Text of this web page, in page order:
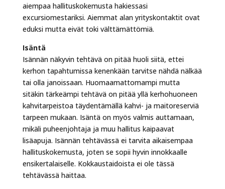
aiempaa hallituskokemusta hakiessasi
excursiomestariksi. Aiemmat alan yrityskontaktit ovat
eduksi mutta eivät toki välttämättömiä.
Isäntä
Isännän näkyvin tehtävä on pitää huoli siitä, ettei
kerhon tapahtumissa kenenkään tarvitse nähdä nälkää
tai olla janoissaan. Huomaamattomampi mutta
sitäkin tärkeämpi tehtävä on pitää yllä kerhohuoneen
kahvitarpeistoa täydentämällä kahvi- ja maitoreserviä
tarpeen mukaan. Isäntä on myös valmis auttamaan,
mikäli puheenjohtaja ja muu hallitus kaipaavat
lisäapuja. Isännän tehtävässä ei tarvita aikaisempaa
hallituskokemusta, joten se sopii hyvin innokkaalle
ensikertalaiselle. Kokkaustaidoista ei ole tässä
tehtävässä haittaa.